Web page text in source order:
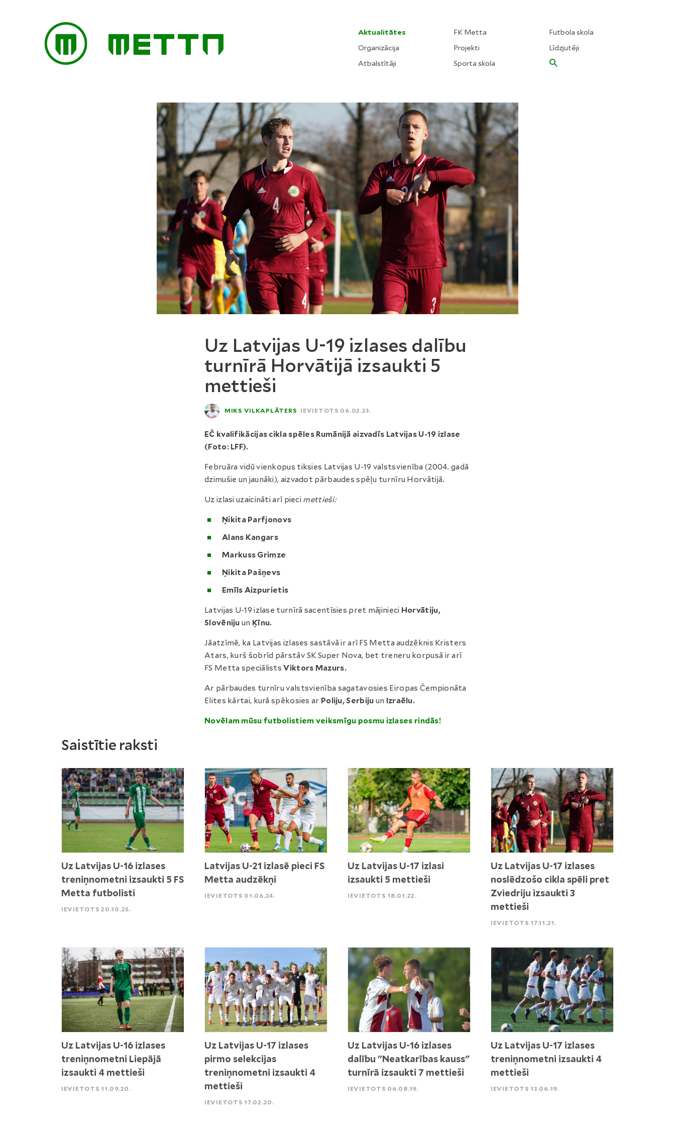
Aktualitātes
Organizācija
Atbalstītāji
FK Metta
Projekti
Sporta skola
Futbola skola
Līdzjutēji
Uz Latvijas U-19 izlases dalību
turnīrā Horvātijā izsaukti 5
mettieši
MIKS VILKAPLĀTERS IEVIETOTS 06.02.23.
EČ kvalifikācijas cikla spēles Rumānijā aizvadīs Latvijas U-19 izlase
(Foto: LFF).
Februāra vidū vienkopus tiksies Latvijas U-19 valstsvienība (2004. gadā
dzimušie un jaunāki), aizvadot pārbaudes spēļu turnīru Horvātijā.
Uz izlasi uzaicināti arī pieci mettieši:
Ņikita Parfjonovs
Alans Kangars
Markuss Grimze
Ņikita Pašņevs
Emīls Aizpurietis
Latvijas U-19 izlase turnīrā sacentīsies pret mājinieci Horvātiju,
Slovēniju un Ķīnu.
Jāatzīmē, ka Latvijas izlases sastāvā ir arī FS Metta audzēknis Kristers
Atars, kurš šobrīd pārstāv SK Super Nova, bet treneru korpusā ir arī
FS Metta speciālistsViktors Mazurs.
Ar pārbaudes turnīru valstsvienība sagatavosies Eiropas Čempionāta
Elites kārtai, kurā spēkosies ar Poliju, Serbiju un Izraēlu.
Novēlam mūsu futbolistiem veiksmīgu posmu izlases rindās!
Saistītie raksti
Uz Latvijas U-16 izlases
treniņnometni izsaukti 5 FS
Metta futbolisti
IEVIETOTS 20.10.25.
Latvijas U-21 izlasē pieci FS
Metta audzēkņi
IEVIETOTS 01.06.24.
Uz Latvijas U-17 izlasi
izsaukti 5 mettieši
IEVIETOTS 18.01.22.
Uz Latvijas U-17 izlases
noslēdzošo cikla spēli pret
Zviedriju izsaukti 3
mettieši
IEVIETOTS 17.11.21.
Uz Latvijas U-16 izlases
treniņnometni Liepājā
izsaukti 4 mettieši
IEVIETOTS 11.09.20.
Uz Latvijas U-17 izlases
pirmo selekcijas
treniņnometni izsaukti 4
mettieši
IEVIETOTS 17.02.20.
Uz Latvijas U-16 izlases
dalību "Neatkarības kauss"
turnīrā izsaukti 7 mettieši
IEVIETOTS 06.08.19.
Uz Latvijas U-17 izlases
treniņnometni izsaukti 4
mettieši
IEVIETOTS 13.06.19.